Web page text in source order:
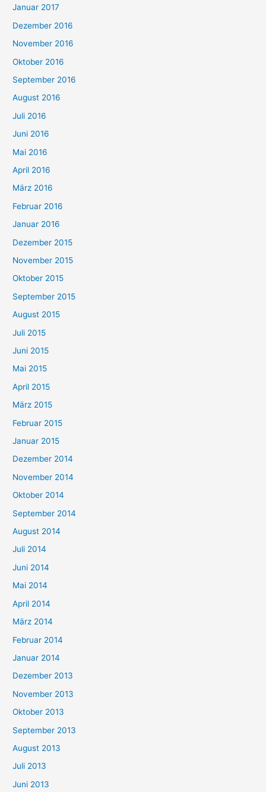
Januar 2017
Dezember 2016
November 2016
Oktober 2016
September 2016
August 2016
Juli 2016
Juni 2016
Mai 2016
April 2016
März 2016
Februar 2016
Januar 2016
Dezember 2015
November 2015
Oktober 2015
September 2015
August 2015
Juli 2015
Juni 2015
Mai 2015
April 2015
März 2015
Februar 2015
Januar 2015
Dezember 2014
November 2014
Oktober 2014
September 2014
August 2014
Juli 2014
Juni 2014
Mai 2014
April 2014
März 2014
Februar 2014
Januar 2014
Dezember 2013
November 2013
Oktober 2013
September 2013
August 2013
Juli 2013
Juni 2013